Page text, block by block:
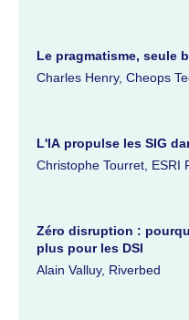
Le pragmatisme, seule
Charles Henry, Cheops
L'IA propulse les SIG
Christophe Tourret, ESRI
Zéro disruption :
plus pour les DSI
Alain Valluy, Riverbed